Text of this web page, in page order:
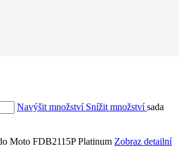
Navýšit množství Snížit množstvísada
Moto FDB2115P Platinum Zobraz detailní